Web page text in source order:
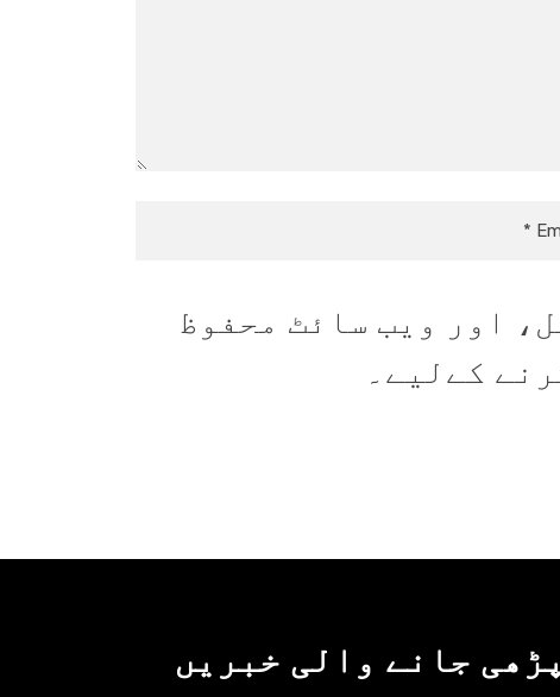
اور ویب سائٹ محفوظ
کےلیے۔
جانے والی خبریں